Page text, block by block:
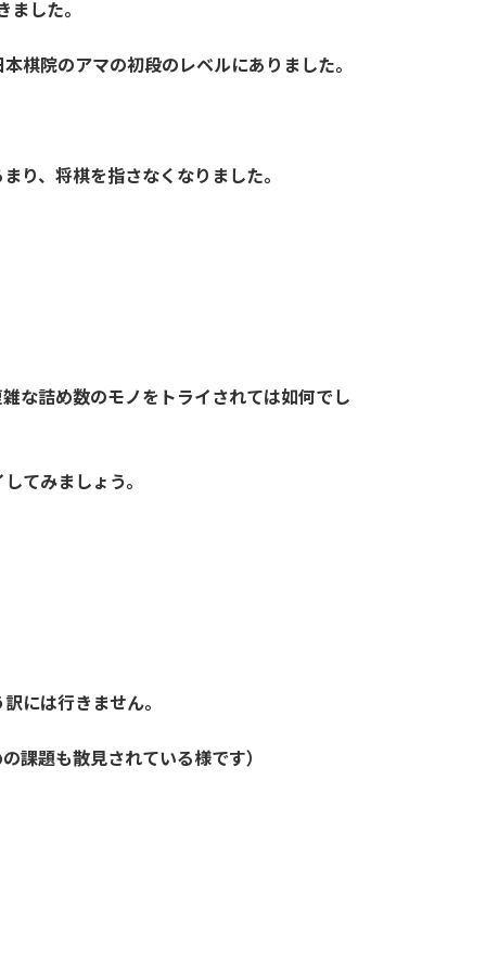
した。
棋院のアマの初段のレベルにありました。
り、将棋を指さなくなりました。
な詰め数のモノをトライされては如何でし
てみましょう。
には行きません。
課題も散見されている様です）